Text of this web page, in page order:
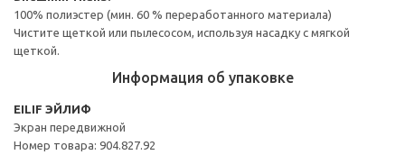
100% полиэстер (мин. 60 % переработанного материала)
Чистите щеткой или пылесосом, используя насадку с мягкой
щеткой.
Информация об упаковке
EILIF ЭЙЛИФ
Экран передвижной
Номер товара: 904.827.92